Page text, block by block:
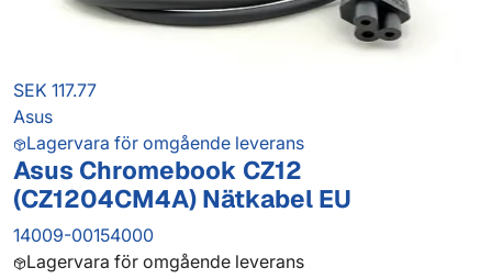
SEK 117.77
Asus
Lagervara för omgående leverans
Asus Chromebook CZ12
(CZ1204CM4A) Nätkabel EU
14009-00154000
Lagervara för omgående leverans